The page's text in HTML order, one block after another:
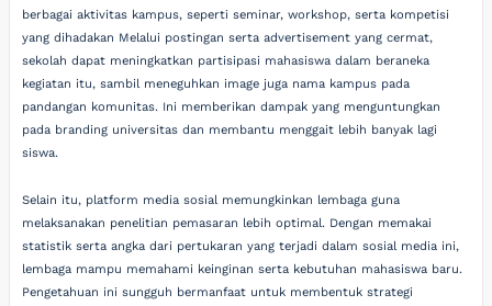
berbagai aktivitas kampus, seperti seminar, workshop, serta kompetisi
yang dihadakan Melalui postingan serta advertisement yang cermat,
sekolah dapat meningkatkan partisipasi mahasiswa dalam beraneka
kegiatan itu, sambil meneguhkan image juga nama kampus pada
pandangan komunitas. Ini memberikan dampak yang menguntungkan
pada branding universitas dan membantu menggait lebih banyak lagi
siswa.
Selain itu, platform media sosial memungkinkan lembaga guna
melaksanakan penelitian pemasaran lebih optimal. Dengan memakai
statistik serta angka dari pertukaran yang terjadi dalam sosial media ini,
lembaga mampu memahami keinginan serta kebutuhan mahasiswa baru.
Pengetahuan ini sungguh bermanfaat untuk membentuk strategi